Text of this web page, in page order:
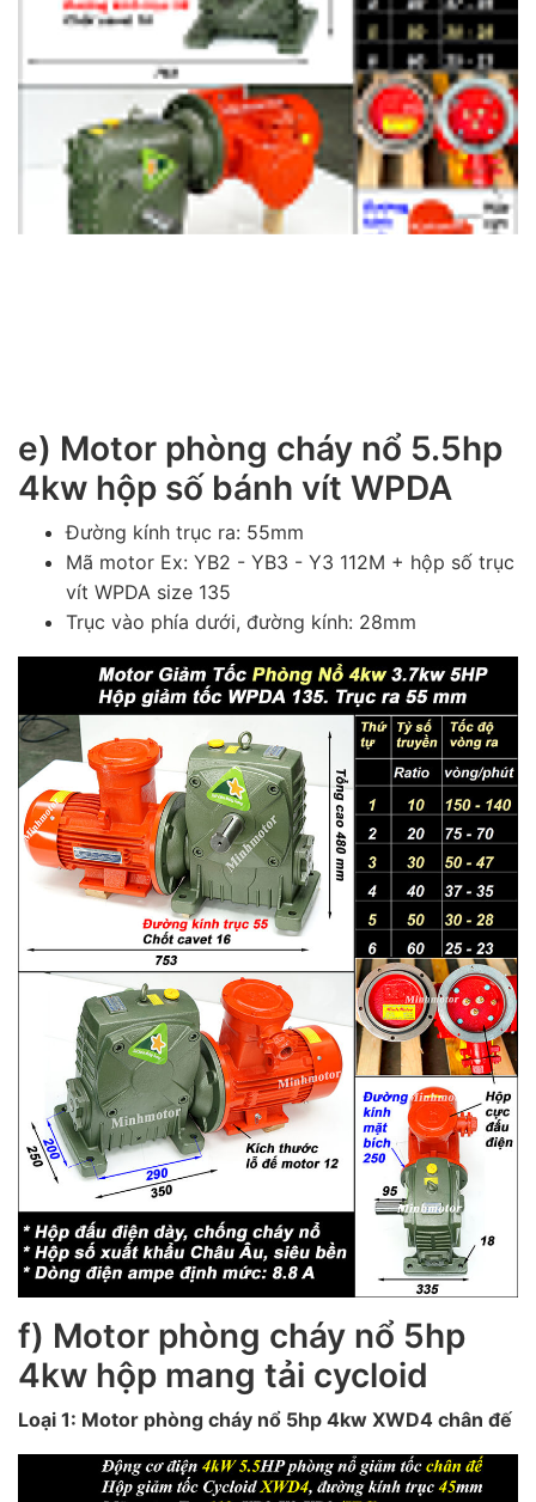
e) Motor phòng cháy nổ 5.5hp
4kw hộp số bánh vít WPDA
Đường kính trục ra: 55mm
Mã motor Ex: YB2 - YB3 - Y3 112M + hộp số trục
vít WPDA size 135
Trục vào phía dưới, đường kính: 28mm
f) Motor phòng cháy nổ 5hp
4kw hộp mang tải cycloid
Loại 1: Motor phòng cháy nổ 5hp 4kw XWD4 chân đế